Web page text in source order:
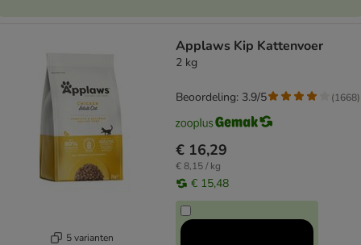
5 varianten
Applaws Kip Kattenvoer
2 kg
€ 16,29
€ 8,15 / kg
€ 15,48
Beoordeling: 3.9/5 (1668)